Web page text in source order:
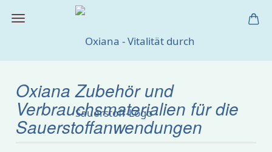
Oxiana Zubehör und
Verbrauchsmaterialien für die
Sauerstoffanwendungen